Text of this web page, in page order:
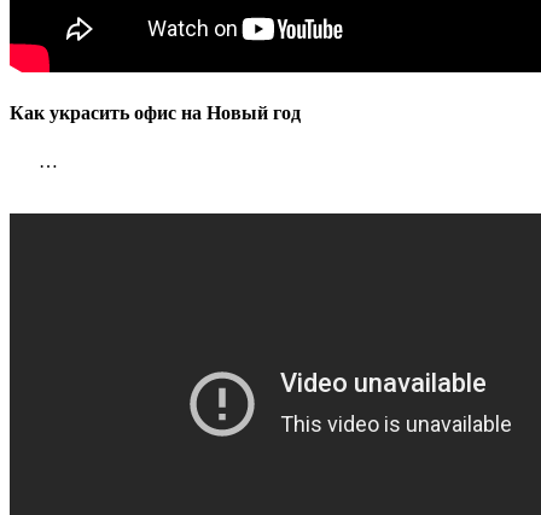
Как украсить офис на Новый год
…